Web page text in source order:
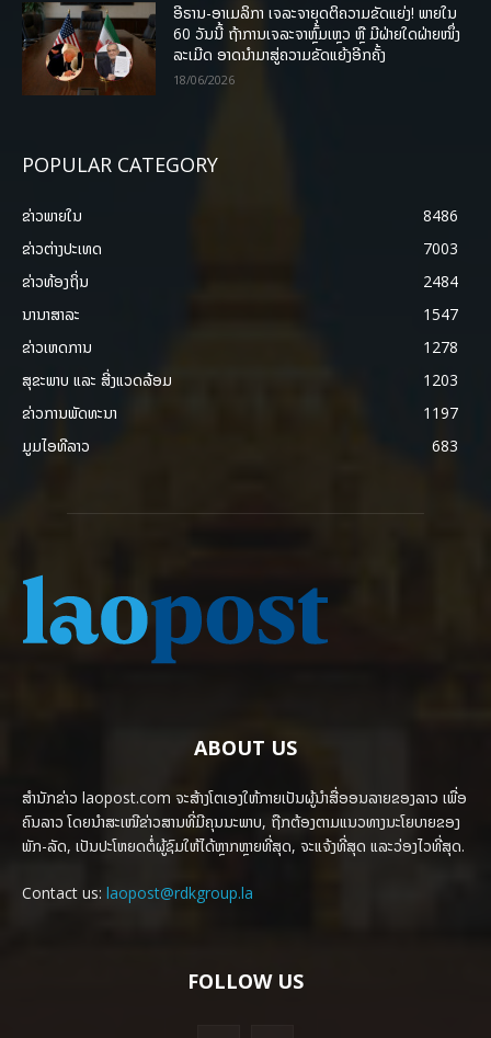
ອີຣານ-ອາເມລິກາ ເຈລະຈາຍຸດຕິຄວາມຂັດແຍ່ງ! ພາຍໃນ
60 ວັນນີ້ ຖ້າການເຈລະຈາຫຼົ້ມເຫຼວ ຫຼື ມີຝ່າຍໃດຝ່າຍໜຶ່ງ
ລະເມີດ ອາດນໍາມາສູ່ຄວາມຂັດແຍ້ງອີກຄັ້ງ
18/06/2026
POPULAR CATEGORY
ຂ່າວພາຍ​ໃນ
8486
ຂ່າວຕ່າງປະເທດ
7003
ຂ່າວທ້ອງຖິ່ນ
2484
ນານາສາລະ
1547
ຂ່າວເຫດການ
1278
ສຸຂະພາບ ແລະ ສີ່ງແວດລ້ອມ
1203
ຂ່າວການພັດທະນາ
1197
ມູມໄອທີລາວ
683
ABOUT US
ສຳນັກຂ່າວ laopost.com ຈະສ້າງໂຕເອງໃຫ້ກາຍເປັນຜູ້ນຳສື່ອອນລາຍຂອງລາວ ເພື່ອ
ຄົນລາວ ໂດຍນຳສະເໜີຂ່າວສານທີ່ມີຄຸນນະພາບ, ຖືກຕ້ອງຕາມແນວທາງນະໂຍບາຍຂອງ
ພັກ-ລັດ, ເປັນປະໂຫຍດຕໍ່ຜູ້ຊົມໃຫ້ໄດ້ຫຼາກຫຼາຍທີ່ສຸດ, ຈະແຈ້ງທີ່ສຸດ ແລະວ່ອງໄວທີ່ສຸດ.
Contact us: laopost@rdkgroup.la
FOLLOW US